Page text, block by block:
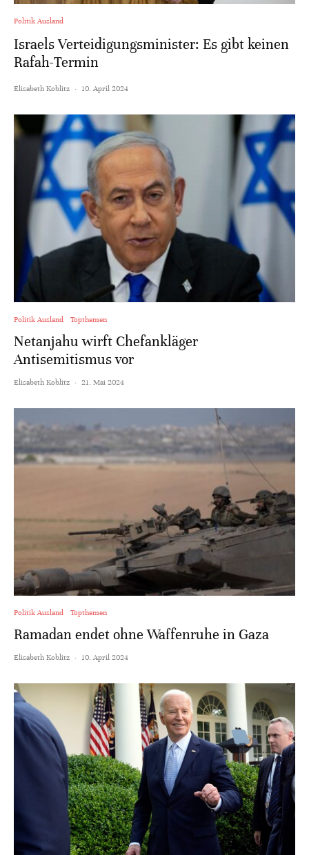
Politik Ausland
Israels Verteidigungsminister: Es gibt keinen
Rafah-Termin
Elisabeth Koblitz · 10. April 2024
Politik Ausland Topthemen
Netanjahu wirft Chefankläger
Antisemitismus vor
Elisabeth Koblitz · 21. Mai 2024
Politik Ausland Topthemen
Ramadan endet ohne Waffenruhe in Gaza
Elisabeth Koblitz · 10. April 2024